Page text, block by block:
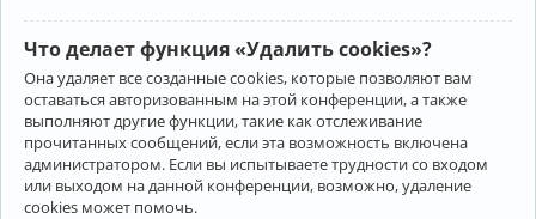
Что делает функция «Удалить cookies»?
Она удаляет все созданные cookies, которые позволяют вам
оставаться авторизованным на этой конференции, а также
выполняют другие функции, такие как отслеживание
прочитанных сообщений, если эта возможность включена
администратором. Если вы испытываете трудности со входом
или выходом на данной конференции, возможно, удаление
cookies может помочь.